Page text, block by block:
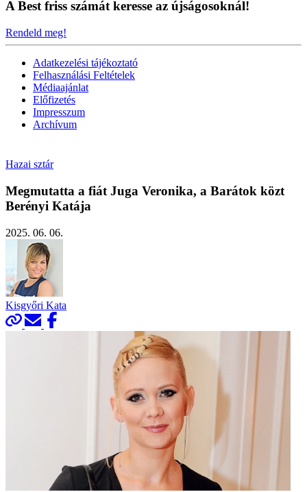
A Best friss számát keresse az újságosoknál!
Rendeld meg!
Adatkezelési tájékoztató
Felhasználási Feltételek
Médiaajánlat
Előfizetés
Impresszum
Archívum
Hazai sztár
Megmutatta a fiát Juga Veronika, a Barátok közt
Berényi Katája
2025. 06. 06.
Kisgyőri Kata